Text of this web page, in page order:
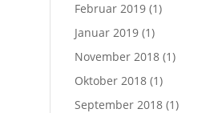
Februar 2019(1)
Januar 2019(1)
November 2018(1)
Oktober 2018(1)
September 2018(1)